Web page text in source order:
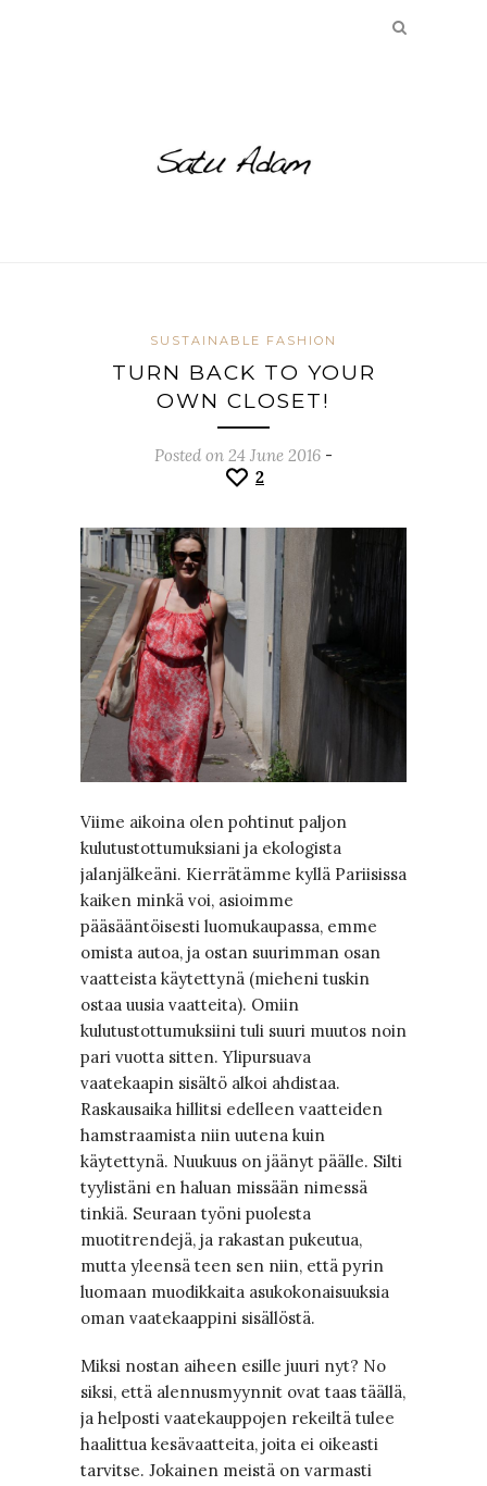
SUSTAINABLE FASHION
TURN BACK TO YOUR
OWN CLOSET!
Posted on 24 June 2016 -
2
Viime aikoina olen pohtinut paljon
kulutustottumuksiani ja ekologista
jalanjälkeäni. Kierrätämme kyllä Pariisissa
kaiken minkä voi, asioimme
pääsääntöisesti luomukaupassa, emme
omista autoa, ja ostan suurimman osan
vaatteista käytettynä (mieheni tuskin
ostaa uusia vaatteita). Omiin
kulutustottumuksiini tuli suuri muutos noin
pari vuotta sitten. Ylipursuava
vaatekaapin sisältö alkoi ahdistaa.
Raskausaika hillitsi edelleen vaatteiden
hamstraamista niin uutena kuin
käytettynä. Nuukuus on jäänyt päälle. Silti
tyylistäni en haluan missään nimessä
tinkiä. Seuraan työni puolesta
muotitrendejä, ja rakastan pukeutua,
mutta yleensä teen sen niin, että pyrin
luomaan muodikkaita asukokonaisuuksia
oman vaatekaappini sisällöstä.
Miksi nostan aiheen esille juuri nyt? No
siksi, että alennusmyynnit ovat taas täällä,
ja helposti vaatekauppojen rekeiltä tulee
haalittua kesävaatteita, joita ei oikeasti
tarvitse. Jokainen meistä on varmasti